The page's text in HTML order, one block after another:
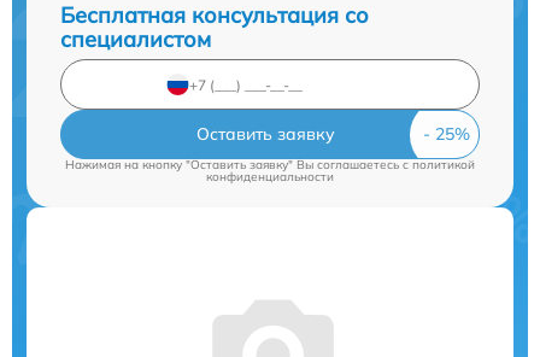
Бесплатная консультация со
специалистом
Оставить заявку
Нажимая на кнопку "Оставить заявку" Вы соглашаетесь c политикой
конфиденциальности